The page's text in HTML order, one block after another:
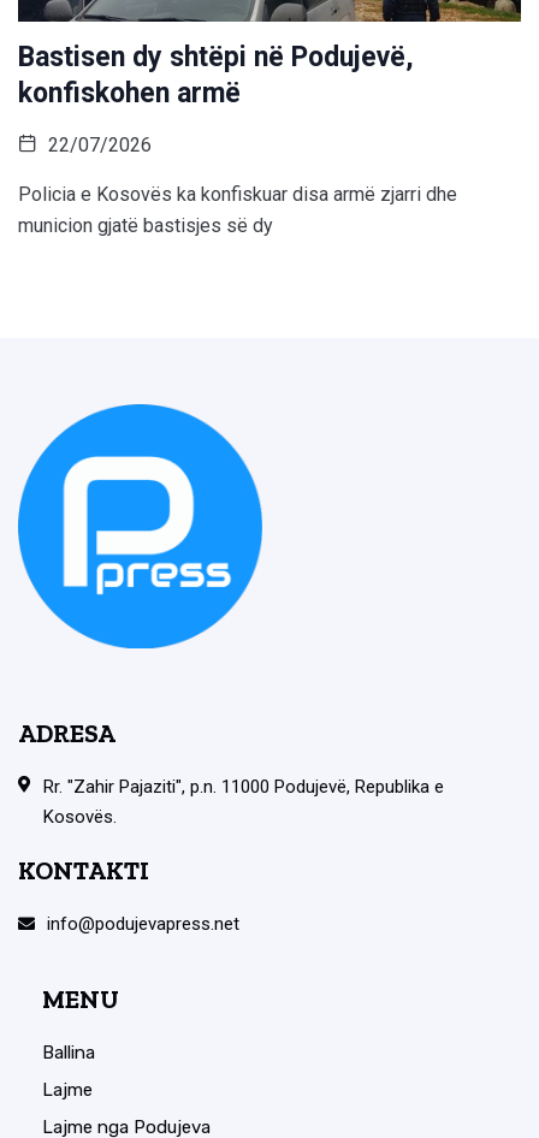
Bastisen dy shtëpi në Podujevë,
konfiskohen armë
22/07/2026
Policia e Kosovës ka konfiskuar disa armë zjarri dhe
municion gjatë bastisjes së dy
ADRESA
Rr. "Zahir Pajaziti", p.n. 11000 Podujevë, Republika e
Kosovës.
KONTAKTI
info@podujevapress.net
MENU
Ballina
Lajme
Lajme nga Podujeva